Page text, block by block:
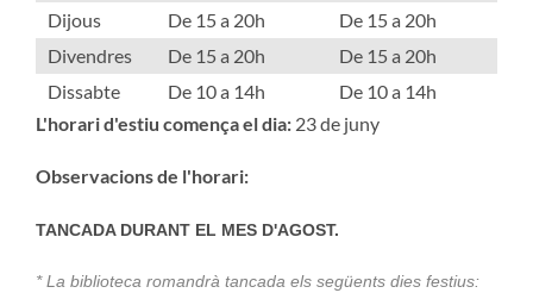
Dijous
De 15 a 20h
De 15 a 20h
Divendres
De 15 a 20h
De 15 a 20h
Dissabte
De 10 a 14h
De 10 a 14h
L'horari d'estiu comença el dia: 23 de juny
Observacions de l'horari:
TANCADA DURANT EL MES D'AGOST.
* La biblioteca romandrà tancada els següents dies festius: